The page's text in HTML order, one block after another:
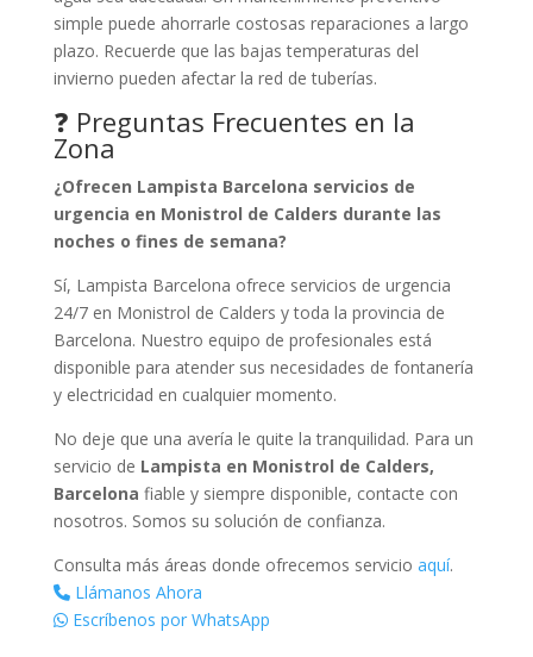
simple puede ahorrarle costosas reparaciones a largo
plazo. Recuerde que las bajas temperaturas del
invierno pueden afectar la red de tuberías.
❓ Preguntas Frecuentes en la
Zona
¿Ofrecen Lampista Barcelona servicios de
urgencia en Monistrol de Calders durante las
noches o fines de semana?
Sí, Lampista Barcelona ofrece servicios de urgencia
24/7 en Monistrol de Calders y toda la provincia de
Barcelona. Nuestro equipo de profesionales está
disponible para atender sus necesidades de fontanería
y electricidad en cualquier momento.
No deje que una avería le quite la tranquilidad. Para un
servicio de Lampista en Monistrol de Calders,
Barcelona fiable y siempre disponible, contacte con
nosotros. Somos su solución de confianza.
Consulta más áreas donde ofrecemos servicio aquí.
Llámanos Ahora
Escríbenos por WhatsApp